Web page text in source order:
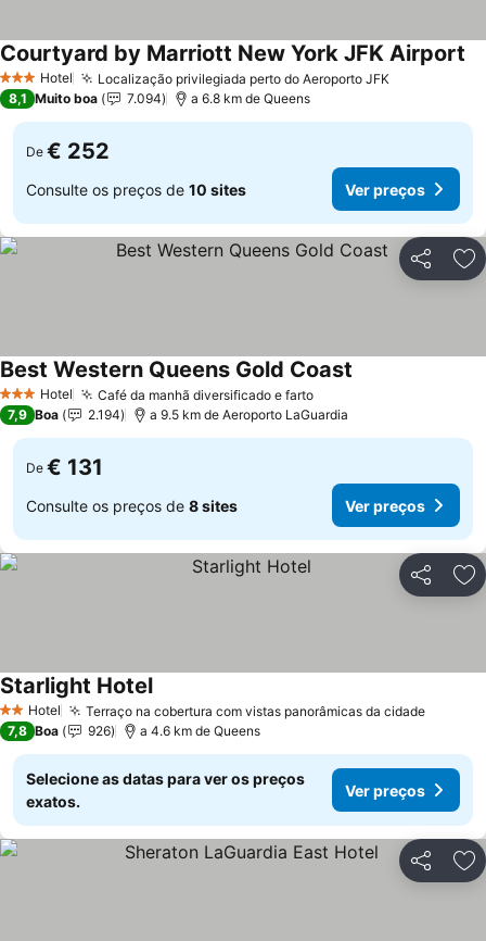
3 EstrelasHotel Localização privilegiada perto do Aeroporto JFKVer preços
Courtyard by Marriott New York JFK Airport
8,1 Muito boa 7.094 a 6.8 km de Queens
De € 252
Consulte os preços de 10 sites Ver preços
Partilhar
3 EstrelasHotel Café da manhã diversificado e fartoVer preços
Best Western Queens Gold Coast
7,9 Boa 2.194 a 9.5 km de Aeroporto LaGuardia
De € 131
Consulte os preços de 8 sites Ver preços
Partilhar
2 Estrelas
Hotel Terraço na cobertura com vistas panorâmicas da cidadeVer
Starlight HotelVer preços
7,8 Boa 926 a 4.6 km de Queens
Selecione as datas para ver os preços
exatos.
Ver preços
Partilhar